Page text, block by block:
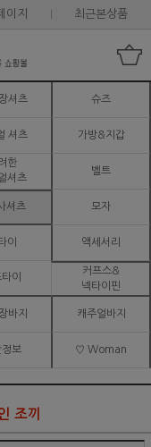
이지 최근본상품
셔츠 슈즈
셔츠 가방&지갑
한
셔츠
벨트
셔츠 모자
이 액세서리
이
커프스&
넥타이핀
바지 캐주얼바지
정보 ♡ Woman
조끼